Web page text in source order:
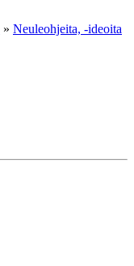
» Neuleohjeita, -ideoita